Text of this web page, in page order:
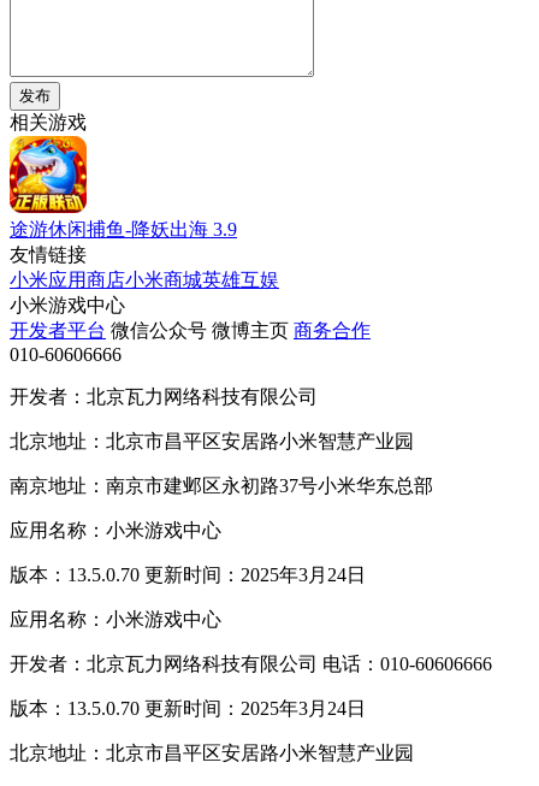
发布
相关游戏
途游休闲捕鱼-降妖出海 3.9
友情链接
小米应用商店小米商城英雄互娱
小米游戏中心
开发者平台 微信公众号 微博主页 商务合作
010-60606666
开发者：北京瓦力网络科技有限公司
北京地址：北京市昌平区安居路小米智慧产业园
南京地址：南京市建邺区永初路37号小米华东总部
应用名称：小米游戏中心
版本：13.5.0.70 更新时间：2025年3月24日
应用名称：小米游戏中心
开发者：北京瓦力网络科技有限公司 电话：010-60606666
版本：13.5.0.70 更新时间：2025年3月24日
北京地址：北京市昌平区安居路小米智慧产业园